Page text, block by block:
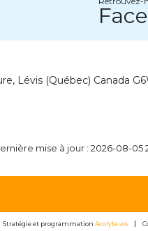
Lévis (Québec) Canada
mise à jour : 2026-08-05
Stratégie et programmation Acolyte.ws